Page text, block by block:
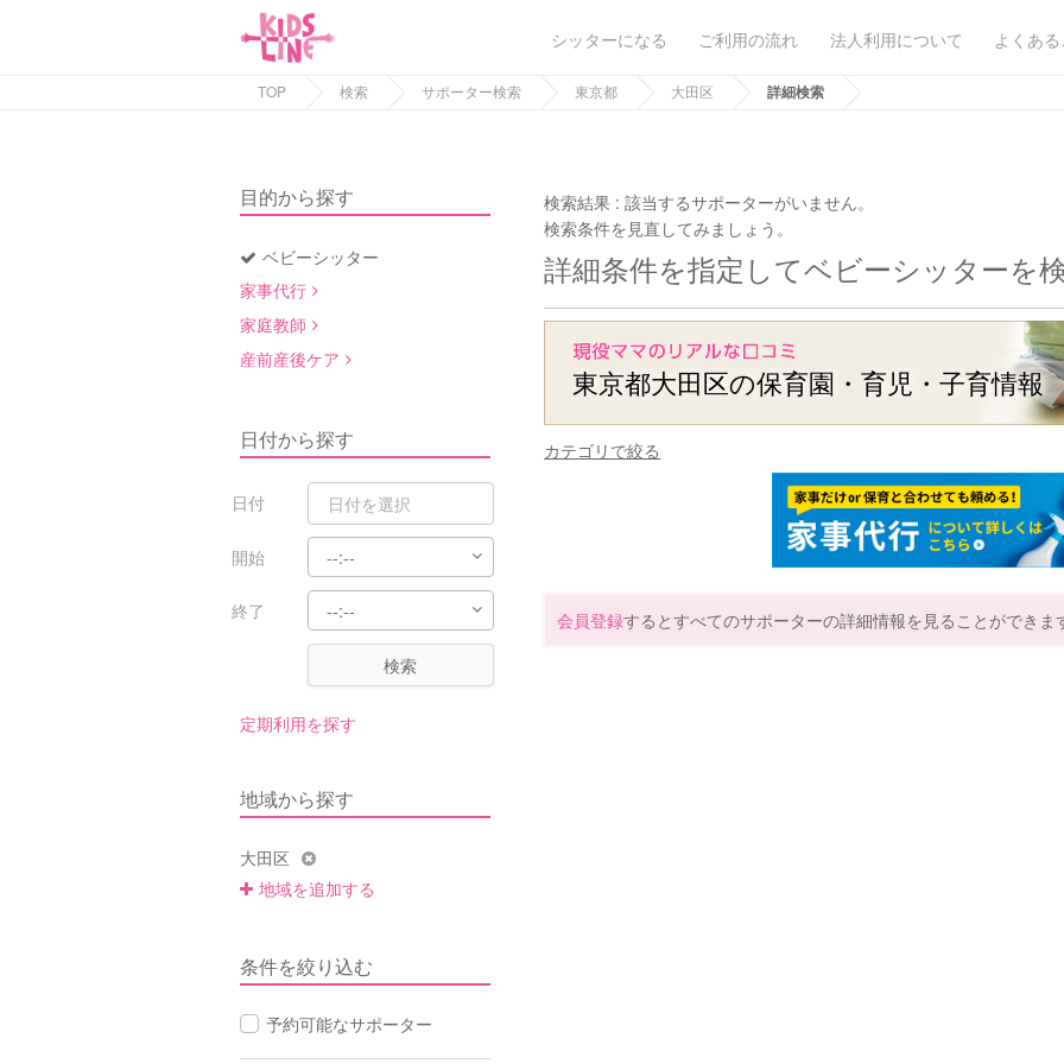
シッターになる ご利用の流れ 法人利用について よくあ
TOP 検索 サポーター検索 東京都 大田区 詳細検索
目的から探す
ベビーシッター
家事代行
家庭教師
産前産後ケア
日付から探す
日付
開始
終了
検索
定期利用を探す
地域から探す
大田区
地域を追加する
条件を絞り込む
予約可能なサポーター
検索結果 :該当するサポーターがいません。
検索条件を見直してみましょう。
詳細条件を指定してベビーシッターを
東京都大田区の保育園・育児・子育情報
カテゴリで絞る
会員登録するとすべてのサポーターの詳細情報を見ることができま